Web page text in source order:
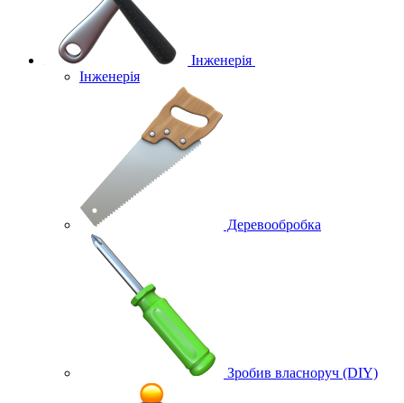
Інженерія
Інженерія
Деревообробка
Зробив власноруч (DIY)